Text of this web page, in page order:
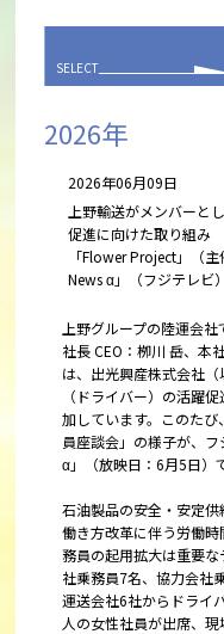
SELECT
2026年
2026年06月09日
上野輸送がメンバーと
促進に向けた取り組み
「Flower Project」（
News α」（フジテレビ
上野グループの陸運会
社長 CEO：栁川 岳、本
は、出光興産株式会社
（ドライバー）の活躍
加しています。このた
員座談会」の様子が、
α」（放映日：6月5日）
石油製品の安全・安定
働き方改革に伴う労働
務員の起用拡大は重要
社乗務員7名、協力会社
運送会社6社からドライ
人の女性社員が出席、